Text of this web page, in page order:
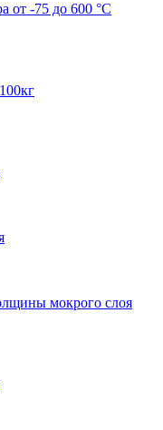
от -75 до 600 °С
мокрого слоя